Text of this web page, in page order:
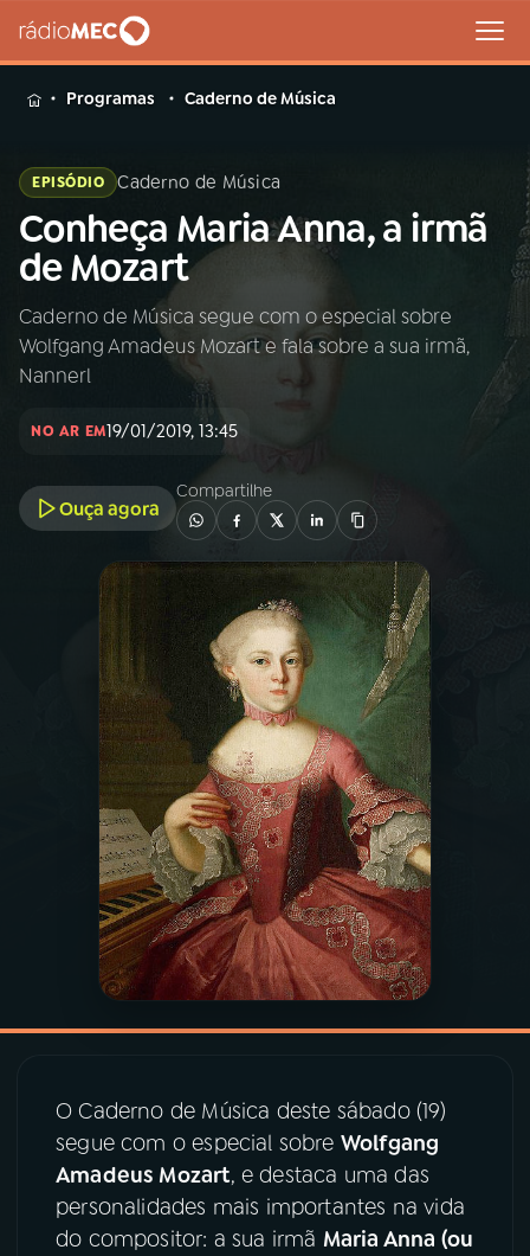
MENU
Buscar
na
Rádio
MEC
Início AO VIVO
01INÍCIO
02A RÁDIO
PROGRAMAÇÃO
PROGRAMAS
PODCASTS
VIDEOCASTS
ÚLTIMAS
PRÊMIO RÁDIO MEC
YouTube Facebook
Instagram X
TikTok
Programas Caderno de Música
EPISÓDIO Caderno de Música
Conheça Maria Anna, a irmã
de Mozart
Caderno de Música segue com o especial sobre
Wolfgang Amadeus Mozart e fala sobre a sua irmã,
Nannerl
NO AR EM19/01/2019, 13:45
Ouça agora
Compartilhe
O Caderno de Música deste sábado (19)
segue com o especial sobre Wolfgang
Amadeus Mozart, e destaca uma das
personalidades mais importantes na vida
do compositor: a sua irmã Maria Anna (ou